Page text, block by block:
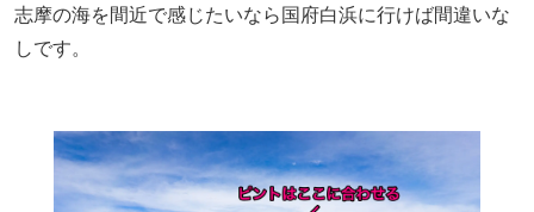
志摩の海を間近で感じたいなら国府白浜に行けば間違いな
しです。